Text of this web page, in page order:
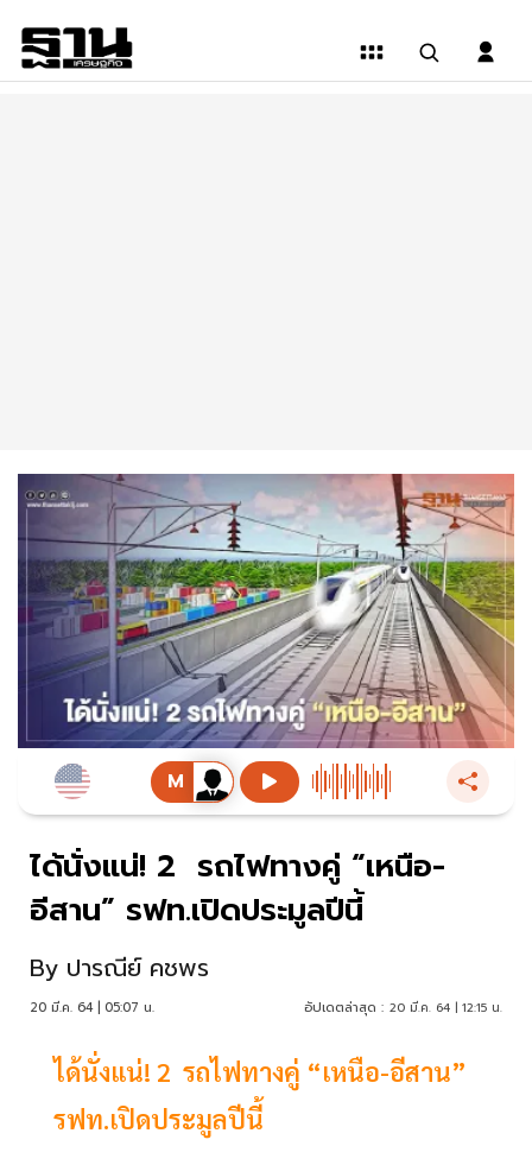
ได้นั่งแน่! 2 รถไฟทางคู่ “เหนือ-
อีสาน” รฟท.เปิดประมูลปีนี้
By ปารณีย์ คชพร
20 มี.ค. 64 | 05:07 น. อัปเดตล่าสุด : 20 มี.ค. 64 | 12:15 น.
ได้นั่งแน่! 2 รถไฟทางคู่ “เหนือ-อีสาน”
รฟท.เปิดประมูลปีนี้